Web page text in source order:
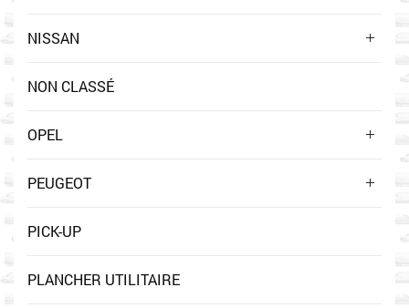
NISSAN
NON CLASSÉ
OPEL
PEUGEOT
PICK-UP
PLANCHER UTILITAIRE